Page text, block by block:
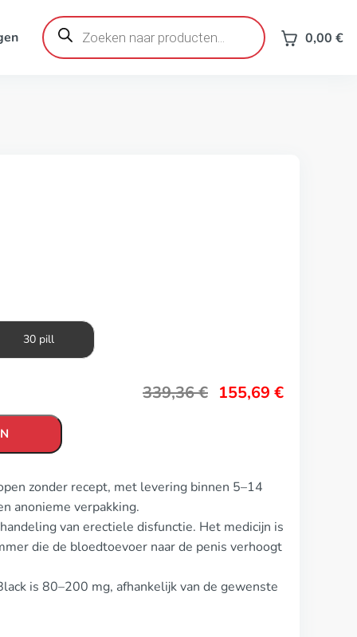
Producten
zoeken 0,00 €
30 pill
339,36€ 155,69 €
zonder recept, met levering binnen 5–14
anonieme verpakking.
van erectiele disfunctie. Het medicijn is
die de bloedtoevoer naar de penis verhoogt
is 80–200 mg, afhankelijk van de gewenste